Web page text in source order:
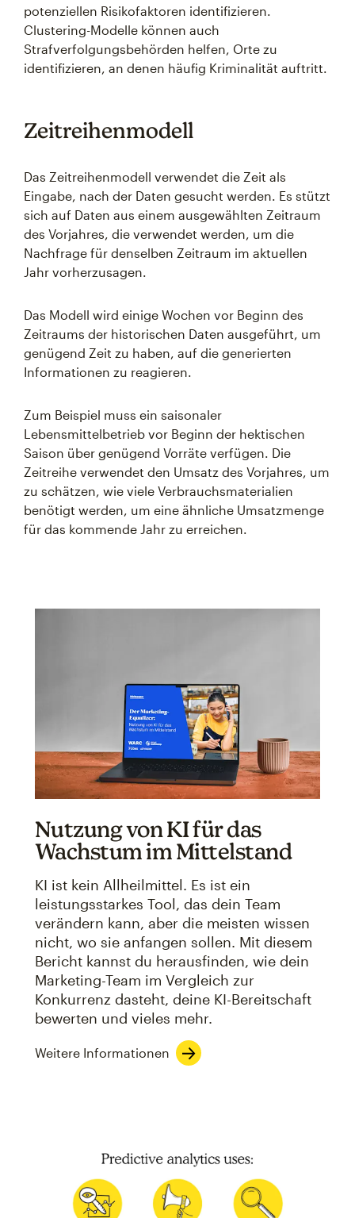
potenziellen Risikofaktoren identifizieren.
Clustering-Modelle können auch
Strafverfolgungsbehörden helfen, Orte zu
identifizieren, an denen häufig Kriminalität auftritt.
Zeitreihenmodell
Das Zeitreihenmodell verwendet die Zeit als
Eingabe, nach der Daten gesucht werden. Es stützt
sich auf Daten aus einem ausgewählten Zeitraum
des Vorjahres, die verwendet werden, um die
Nachfrage für denselben Zeitraum im aktuellen
Jahr vorherzusagen.
Das Modell wird einige Wochen vor Beginn des
Zeitraums der historischen Daten ausgeführt, um
genügend Zeit zu haben, auf die generierten
Informationen zu reagieren.
Zum Beispiel muss ein saisonaler
Lebensmittelbetrieb vor Beginn der hektischen
Saison über genügend Vorräte verfügen. Die
Zeitreihe verwendet den Umsatz des Vorjahres, um
zu schätzen, wie viele Verbrauchsmaterialien
benötigt werden, um eine ähnliche Umsatzmenge
für das kommende Jahr zu erreichen.
Nutzung von KI für das
Wachstum im Mittelstand
KI ist kein Allheilmittel. Es ist ein
leistungsstarkes Tool, das dein Team
verändern kann, aber die meisten wissen
nicht, wo sie anfangen sollen. Mit diesem
Bericht kannst du herausfinden, wie dein
Marketing-Team im Vergleich zur
Konkurrenz dasteht, deine KI-Bereitschaft
bewerten und vieles mehr.
Weitere Informationen